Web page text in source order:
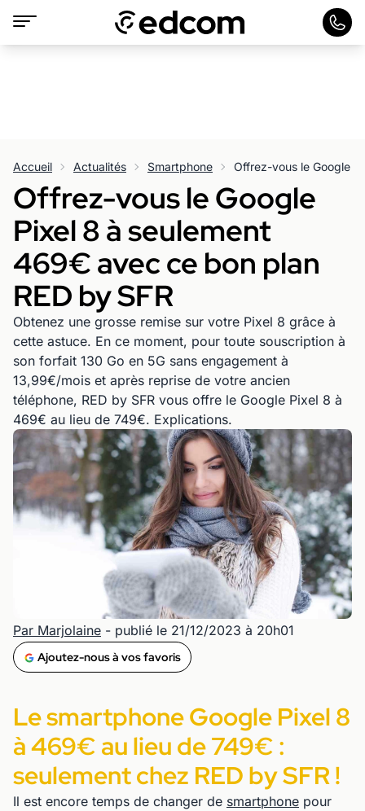
Accueil Actualités Smartphone
Offrez-vous le Google
Pixel 8 à seulement
469€ avec ce bon plan
RED by SFR
Obtenez une grosse remise sur votre Pixel 8 grâce à
cette astuce. En ce moment, pour toute souscription à
son forfait 130 Go en 5G sans engagement à
13,99€/mois et après reprise de votre ancien
téléphone, RED by SFR vous offre le Google Pixel 8 à
469€ au lieu de 749€. Explications.
Par Marjolaine - publié le 21/12/2023 à 20h01
Ajoutez-nous à vos favoris
Le smartphone Google Pixel 8
à 469€ au lieu de 749€ :
seulement chez RED by SFR !
Il est encore temps de changer de smartphone pour